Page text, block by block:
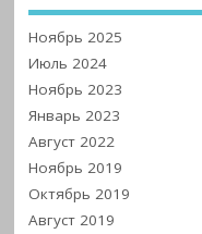
Ноябрь 2025
Июль 2024
Ноябрь 2023
Январь 2023
Август 2022
Ноябрь 2019
Октябрь 2019
Август 2019